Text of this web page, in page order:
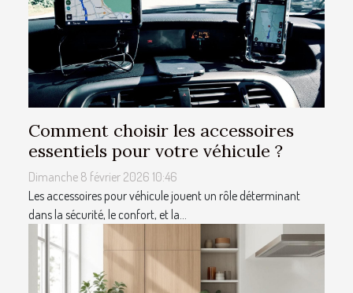
Comment choisir les accessoires
essentiels pour votre véhicule ?
Dimanche 8 février 2026 10:46
Les accessoires pour véhicule jouent un rôle déterminant
dans la sécurité, le confort, et la...